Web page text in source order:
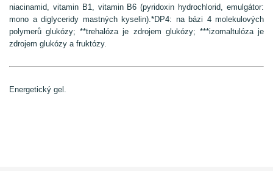
niacinamid, vitamin B1, vitamin B6 (pyridoxin hydrochlorid, emulgátor:
mono a diglyceridy mastných kyselin).*DP4: na bázi 4 molekulových
polymerů glukózy; **trehalóza je zdrojem glukózy; ***izomaltulóza je
zdrojem glukózy a fruktózy.
Energetický gel.